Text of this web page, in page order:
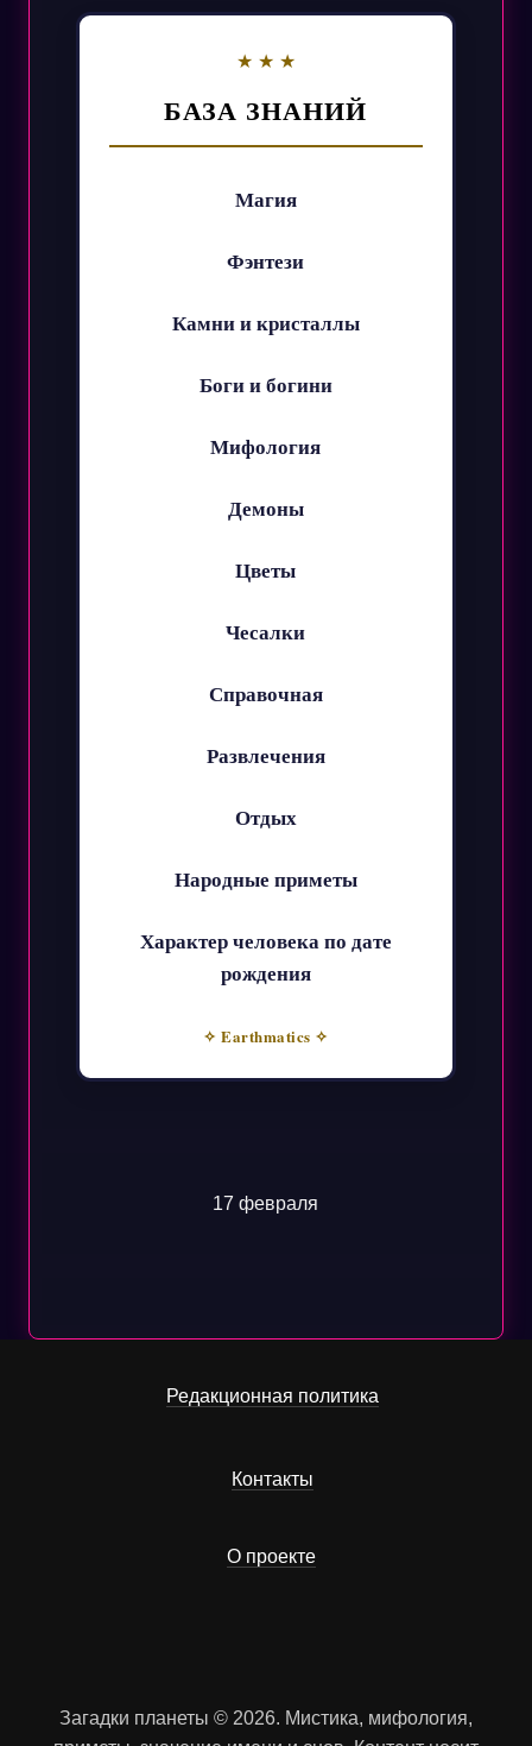
БАЗА ЗНАНИЙ
Магия
Фэнтези
Камни и кристаллы
Боги и богини
Мифология
Демоны
Цветы
Чесалки
Справочная
Развлечения
Отдых
Народные приметы
Характер человека по дате
рождения
✧ Earthmatics ✧
17 февраля
Редакционная политика
Контакты
О проекте
Загадки планеты © 2026. Мистика, мифология,